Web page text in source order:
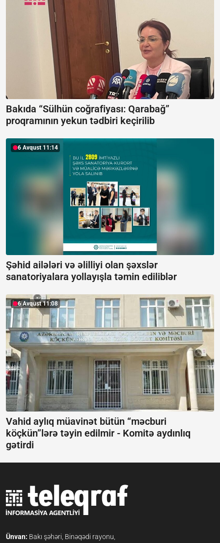
Bakıda “Sülhün coğrafiyası: Qarabağ”
proqramının yekun tədbiri keçirilib
6 Avqust 11:14
Şəhid ailələri və əlilliyi olan şəxslər
sanatoriyalara yollayışla təmin ediliblər
6 Avqust 11:08
Vahid aylıq müavinət bütün “məcburi
köçkün”lərə təyin edilmir - Komitə aydınlıq
gətirdi
Ünvan: Bakı şəhəri, Binəqədi rayonu,